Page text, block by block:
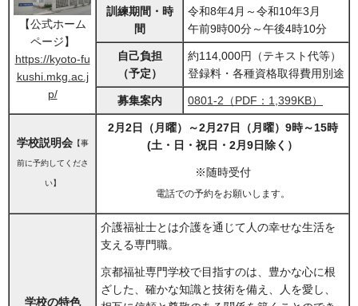
【公式ホーム
ページ】
https://kyoto-fu
kushi.mkg.ac.j
p/
訓練期間・時
間
令和8年4月～令和10年3月
午前9時00分～午後4時10分
自己負担
（予定）
約114,000円（テキスト代等）
登録料・各種資格取得費用別途
募集案内 0801-2（PDF：1,399KB）
学校説明会【事
前に予約してくださ
い】
2月2日（月曜）～2月27日（月曜）9時～15時
(土・日・祝日・2月9日除く）
※随時受付
電話での予約をお願いします。
学校の特色
介護福祉士とは介護を通じて人の幸せな生活を
支える専門職。
京都福祉専門学校で目指すのは、豊かな心に根
ざした、確かな知識と技術を備え、人を愛し、